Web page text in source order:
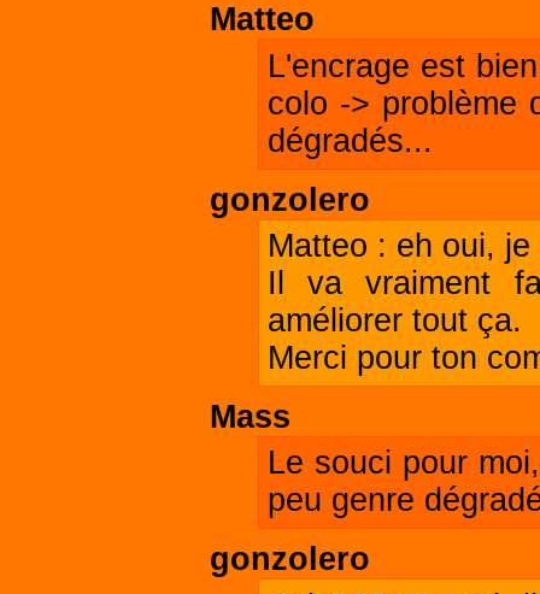
Matteo
L'encrage est
colo -> problème
dégradés...
gonzolero
Matteo : eh oui,
Il va vraiment
améliorer tout ça.
Merci pour ton
Mass
Le souci pour
peu genre
gonzolero